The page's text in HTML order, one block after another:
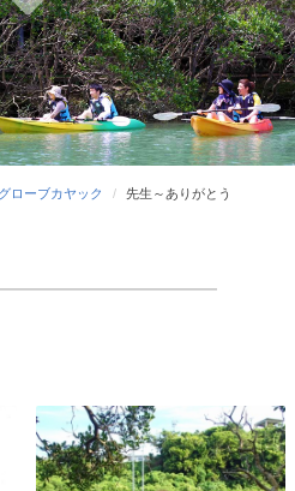
ローブカヤック 先生～ありがとう